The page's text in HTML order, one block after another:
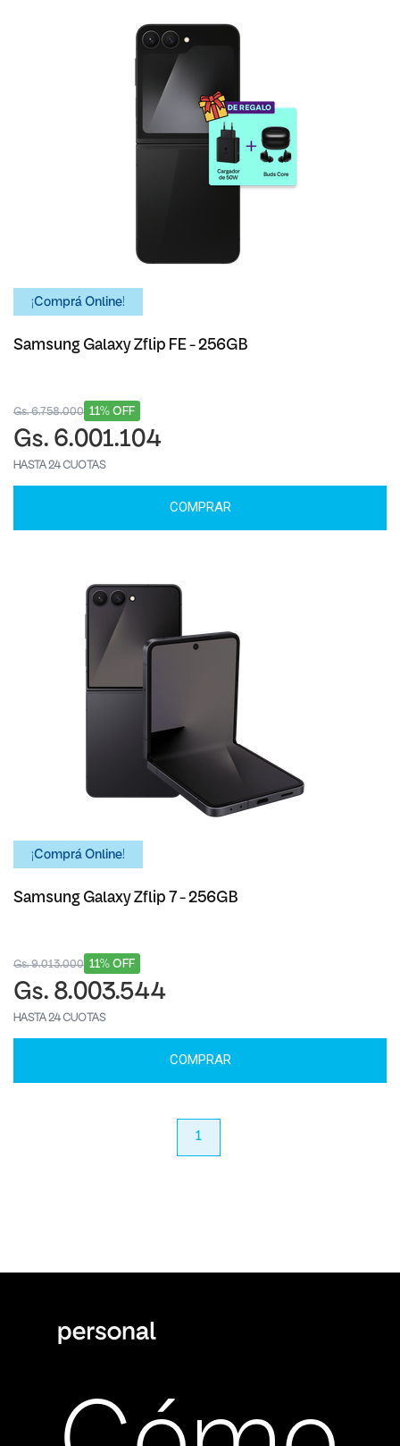
¡Comprá Online!
Samsung Galaxy Zflip FE - 256GB
11% OFF
Gs. 6.758.000
Gs. 6.001.104
HASTA 24 CUOTAS
COMPRAR
¡Comprá Online!
Samsung Galaxy Zflip 7 - 256GB
11% OFF
Gs. 9.013.000
Gs. 8.003.544
HASTA 24 CUOTAS
COMPRAR
1